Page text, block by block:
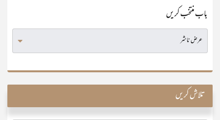
باب منتخب کریں
تلاش کریں